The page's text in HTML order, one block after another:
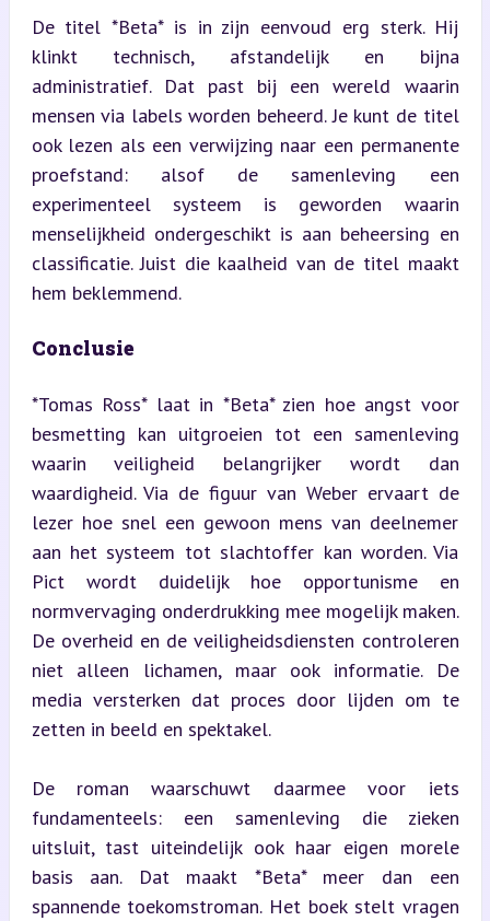
De titel *Beta* is in zijn eenvoud erg sterk. Hij
klinkt technisch, afstandelijk en bijna
administratief. Dat past bij een wereld waarin
mensen via labels worden beheerd. Je kunt de titel
ook lezen als een verwijzing naar een permanente
proefstand: alsof de samenleving een
experimenteel systeem is geworden waarin
menselijkheid ondergeschikt is aan beheersing en
classificatie. Juist die kaalheid van de titel maakt
hem beklemmend.
Conclusie
*Tomas Ross* laat in *Beta* zien hoe angst voor
besmetting kan uitgroeien tot een samenleving
waarin veiligheid belangrijker wordt dan
waardigheid. Via de figuur van Weber ervaart de
lezer hoe snel een gewoon mens van deelnemer
aan het systeem tot slachtoffer kan worden. Via
Pict wordt duidelijk hoe opportunisme en
normvervaging onderdrukking mee mogelijk maken.
De overheid en de veiligheidsdiensten controleren
niet alleen lichamen, maar ook informatie. De
media versterken dat proces door lijden om te
zetten in beeld en spektakel.
De roman waarschuwt daarmee voor iets
fundamenteels: een samenleving die zieken
uitsluit, tast uiteindelijk ook haar eigen morele
basis aan. Dat maakt *Beta* meer dan een
spannende toekomstroman. Het boek stelt vragen